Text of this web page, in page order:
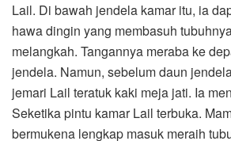
Lail. Di bawah jendela kamar itu, ia
hawa dingin yang membasuh
melangkah. Tangannya meraba ke
jendela. Namun, sebelum daun
jemari Lail teratuk kaki meja jati. Ia
Seketika pintu kamar Lail terbuka.
bermukena lengkap masuk meraih